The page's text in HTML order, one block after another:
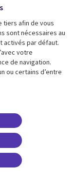
presse
et
juridiques
FAQ
gestion des
tiers afin de vous
sont nécessaires au
activés par défaut.
votre
de navigation.
ou certains d’entre